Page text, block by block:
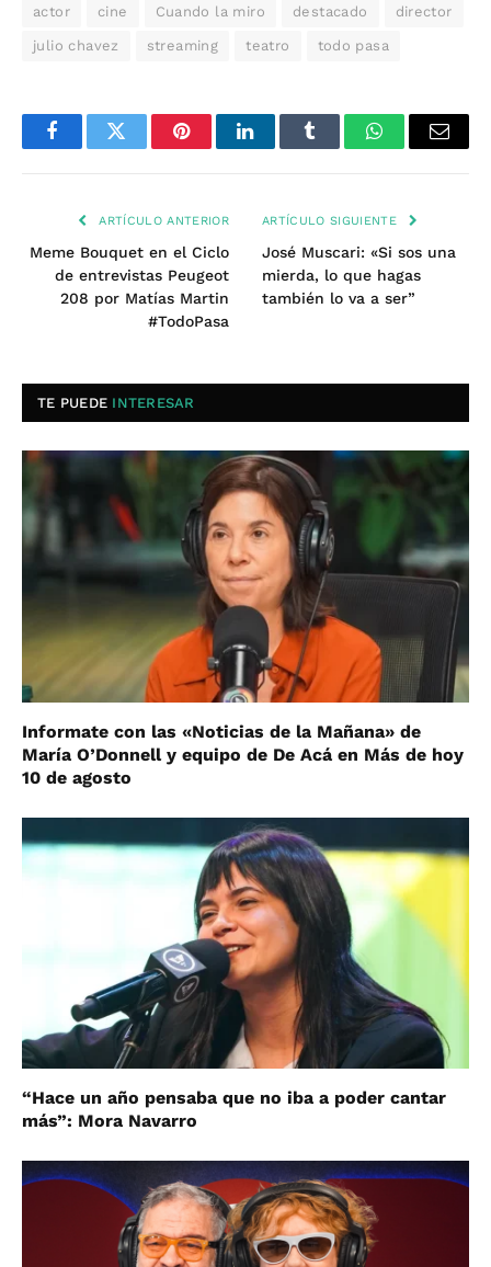
actor cine Cuando la miro destacado director
julio chavez streaming teatro todo pasa
FacebookTwitter PinterestLinkedInTumblr WhatsAppEmail
ARTÍCULO ANTERIOR
Meme Bouquet en el Ciclo
de entrevistas Peugeot
208 por Matías Martin
#TodoPasa
ARTÍCULO SIGUIENTE
José Muscari: «Si sos una
mierda, lo que hagas
también lo va a ser”
TE PUEDE INTERESAR
Informate con las «Noticias de la Mañana» de
María O’Donnell y equipo de De Acá en Más de hoy
10 de agosto
“Hace un año pensaba que no iba a poder cantar
más”: Mora Navarro